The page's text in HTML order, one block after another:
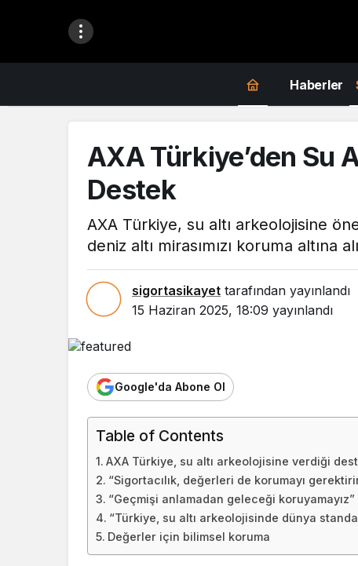
Haberler
AXA Türkiye’den Su
Destek
AXA Türkiye, su altı arkeolojisine
deniz altı mirasımızı koruma altına
sigortasikayet tarafından yayınlandı
15 Haziran 2025, 18:09 yayınlandı
Google'da Abone Ol
Table of Contents
AXA Türkiye, su altı arkeolojisine verdiği
“Sigortacılık, değerleri de korumayı
“Geçmişi anlamadan geleceği koruyamayız”
“Türkiye, su altı arkeolojisinde dünya
Değerler için bilimsel koruma